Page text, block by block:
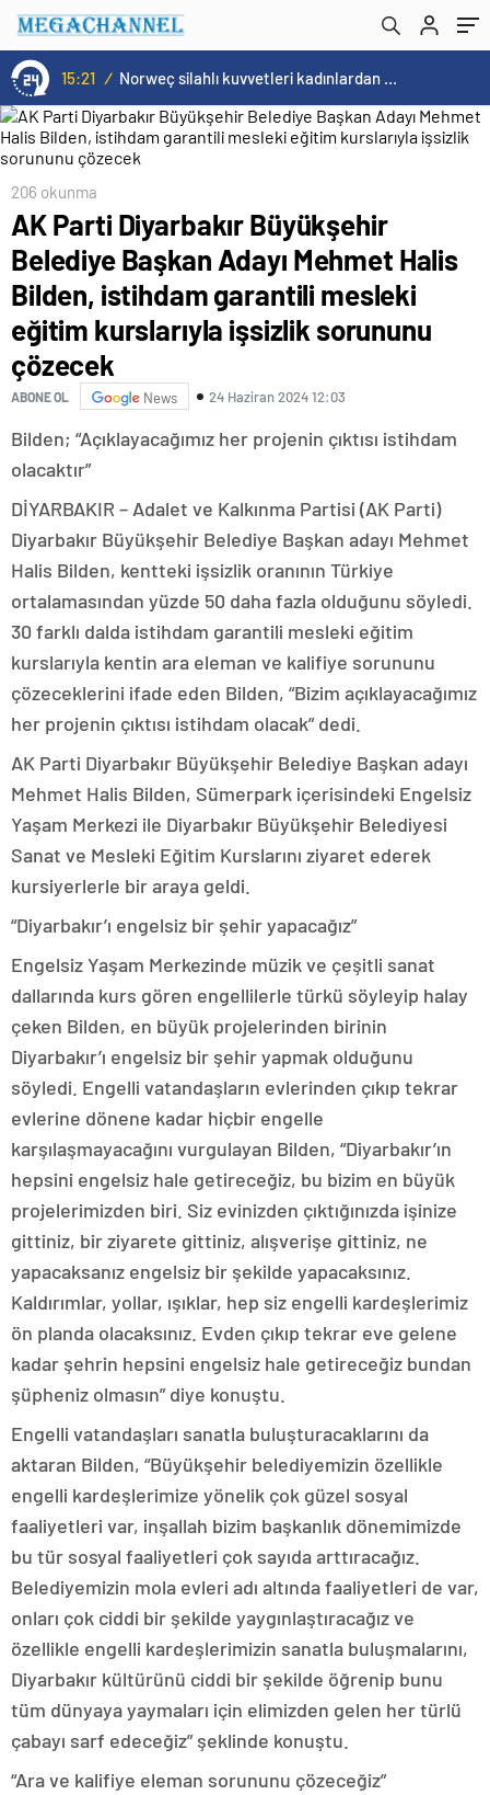
15:21 / Norweç silahlı kuvvetleri kadınlardan oluşan özel kuvvetler eğitimlerini başlattı.
garantili mesleki eğitim kurslarıyla işsizlik
sorununu çözecek
206 okunma
AK Parti Diyarbakır Büyükşehir
Belediye Başkan Adayı Mehmet Halis
Bilden, istihdam garantili mesleki
eğitim kurslarıyla işsizlik sorununu
çözecek
ABONE OL News 24 Haziran 2024 12:03
Bilden; “Açıklayacağımız her projenin çıktısı istihdam
olacaktır”
DİYARBAKIR – Adalet ve Kalkınma Partisi (AK Parti)
Diyarbakır Büyükşehir Belediye Başkan adayı Mehmet
Halis Bilden, kentteki işsizlik oranının Türkiye
ortalamasından yüzde 50 daha fazla olduğunu söyledi.
30 farklı dalda istihdam garantili mesleki eğitim
kurslarıyla kentin ara eleman ve kalifiye sorununu
çözeceklerini ifade eden Bilden, “Bizim açıklayacağımız
her projenin çıktısı istihdam olacak” dedi.
AK Parti Diyarbakır Büyükşehir Belediye Başkan adayı
Mehmet Halis Bilden, Sümerpark içerisindeki Engelsiz
Yaşam Merkezi ile Diyarbakır Büyükşehir Belediyesi
Sanat ve Mesleki Eğitim Kurslarını ziyaret ederek
kursiyerlerle bir araya geldi.
“Diyarbakır’ı engelsiz bir şehir yapacağız”
Engelsiz Yaşam Merkezinde müzik ve çeşitli sanat
dallarında kurs gören engellilerle türkü söyleyip halay
çeken Bilden, en büyük projelerinden birinin
Diyarbakır’ı engelsiz bir şehir yapmak olduğunu
söyledi. Engelli vatandaşların evlerinden çıkıp tekrar
evlerine dönene kadar hiçbir engelle
karşılaşmayacağını vurgulayan Bilden, “Diyarbakır’ın
hepsini engelsiz hale getireceğiz, bu bizim en büyük
projelerimizden biri. Siz evinizden çıktığınızda işinize
gittiniz, bir ziyarete gittiniz, alışverişe gittiniz, ne
yapacaksanız engelsiz bir şekilde yapacaksınız.
Kaldırımlar, yollar, ışıklar, hep siz engelli kardeşlerimiz
ön planda olacaksınız. Evden çıkıp tekrar eve gelene
kadar şehrin hepsini engelsiz hale getireceğiz bundan
şüpheniz olmasın” diye konuştu.
Engelli vatandaşları sanatla buluşturacaklarını da
aktaran Bilden, “Büyükşehir belediyemizin özellikle
engelli kardeşlerimize yönelik çok güzel sosyal
faaliyetleri var, inşallah bizim başkanlık dönemimizde
bu tür sosyal faaliyetleri çok sayıda arttıracağız.
Belediyemizin mola evleri adı altında faaliyetleri de var,
onları çok ciddi bir şekilde yaygınlaştıracağız ve
özellikle engelli kardeşlerimizin sanatla buluşmalarını,
Diyarbakır kültürünü ciddi bir şekilde öğrenip bunu
tüm dünyaya yaymaları için elimizden gelen her türlü
çabayı sarf edeceğiz” şeklinde konuştu.
“Ara ve kalifiye eleman sorununu çözeceğiz”